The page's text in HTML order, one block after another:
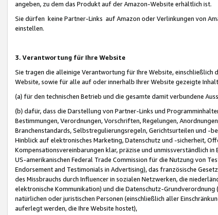
angeben, zu dem das Produkt auf der Amazon-Website erhältlich ist.
Sie dürfen keine Partner-Links auf Amazon oder Verlinkungen von
einstellen.
3. Verantwortung für Ihre Website
Sie tragen die alleinige Verantwortung für Ihre Website,
Website, sowie für alle auf oder innerhalb Ihrer Website gezeigte
(a) für den technischen Betrieb und die gesamte damit verbundene
(b) dafür, dass die Darstellung von Partner-Links und
Bestimmungen, Verordnungen, Vorschriften, Regelungen,
Branchenstandards, Selbstregulierungsregeln, Gerichtsurteilen und -
Hinblick auf elektronisches Marketing, Datenschutz und -sicherheit,
Kompensationsvereinbarungen klar, präzise und unmissverständlich
US-amerikanischen Federal Trade Commission für die Nutzung von
Endorsement and Testimonials in Advertising), das französische
des Missbrauchs durch Influencer in sozialen Netzwerken, die
elektronische Kommunikation) und die Datenschutz-
natürlichen oder juristischen Personen (einschließlich aller
auferlegt werden, die Ihre Website hostet),